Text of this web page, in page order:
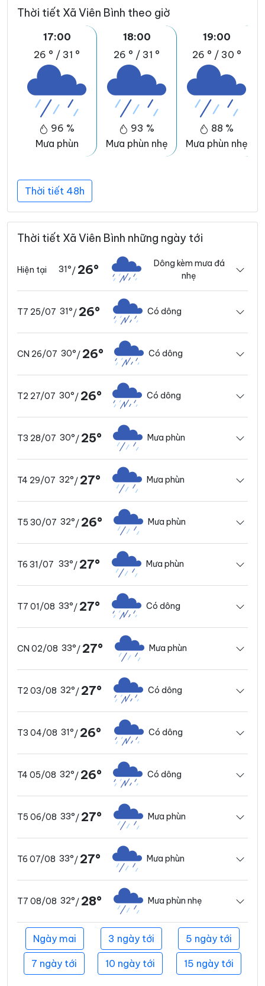
Thời tiết Xã Viên Bình theo giờ
17:00
26 ° / 31 °
96 %
Mưa phùn
18:00
26 ° / 31 °
93 %
Mưa phùn nhẹ
19:00
26 ° / 30 °
88 %
Mưa phùn nhẹ
Thời tiết 48h
Thời tiết Xã Viên Bình những ngày tới
Hiện tại 31°/ 26°
Dông kèm mưa đá
nhẹ
T7 25/07 31°/ 26° Có dông
CN 26/07 30°/ 26° Có dông
T2 27/07 30°/ 26° Có dông
T3 28/07 30°/ 25° Mưa phùn
T4 29/07 32°/ 27° Mưa phùn
T5 30/07 32°/ 26° Mưa phùn
T6 31/07 33°/ 27° Mưa phùn
T7 01/08 33°/ 27° Có dông
CN 02/08 33°/ 27° Mưa phùn
T2 03/08 32°/ 27° Có dông
T3 04/08 31°/ 26° Có dông
T4 05/08 32°/ 26° Có dông
T5 06/08 33°/ 27° Mưa phùn
T6 07/08 33°/ 27° Mưa phùn
T7 08/08 32°/ 28° Mưa phùn nhẹ
Ngày mai 3 ngày tới 5 ngày tới
7 ngày tới 10 ngày tới 15 ngày tới